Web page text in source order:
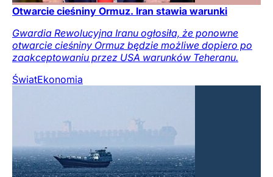
Otwarcie cieśniny Ormuz. Iran stawia warunki
Gwardia Rewolucyjna Iranu ogłosiła, że ponowne
otwarcie cieśniny Ormuz będzie możliwe dopiero po
zaakceptowaniu przez USA warunków Teheranu.
ŚwiatEkonomia